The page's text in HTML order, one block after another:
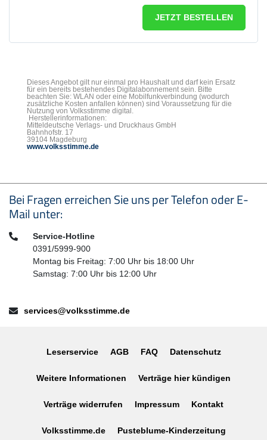
JETZT BESTELLEN
Dieses Angebot gilt nur einmal pro Haushalt und darf kein Ersatz
für ein bereits bestehendes Digitalabonnement sein. Bitte
beachten Sie: WLAN oder eine Mobilfunkverbindung (wodurch
zusätzliche Kosten anfallen können) sind Voraussetzung für die
Nutzung von Volksstimme digital.
Herstellerinformationen:
Mitteldeutsche Verlags- und Druckhaus GmbH
Bahnhofstr. 17
39104 Magdeburg
www.volksstimme.de
Seitenfußbereich
Bei Fragen erreichen Sie uns per Telefon oder E-
Mail unter:
Telefon:Service-Hotline
0391/5999-900
Montag bis Freitag: 7:00 Uhr bis 18:00 Uhr
Samstag: 7:00 Uhr bis 12:00 Uhr
E-Mail:services@volksstimme.de
Leserservice AGB FAQ Datenschutz
Weitere Informationen Verträge hier kündigen
Verträge widerrufen Impressum Kontakt
Volksstimme.de Pusteblume-Kinderzeitung